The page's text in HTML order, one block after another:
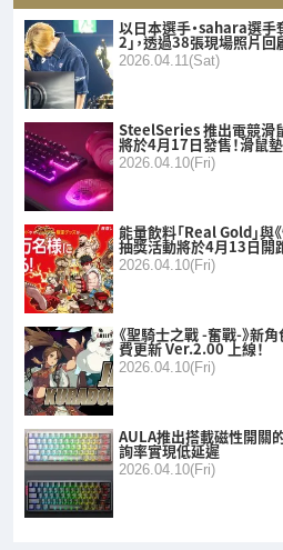
以日本選手・sahara選手
2」，透過38張現場照片回
2026.04.11(Sat)
SteelSeries 推出電競滑
將於4月17日發售！滑鼠
2026.04.10(Fri)
能量飲料「Real Gold」與
抽獎活動將於4月13日開
2026.04.10(Fri)
《聖騎士之戰 -奮戰-》新角
費更新 Ver.2.00 上線！
2026.04.10(Fri)
AULA推出搭載磁性開關
詢率實現低延遲
2026.04.10(Fri)